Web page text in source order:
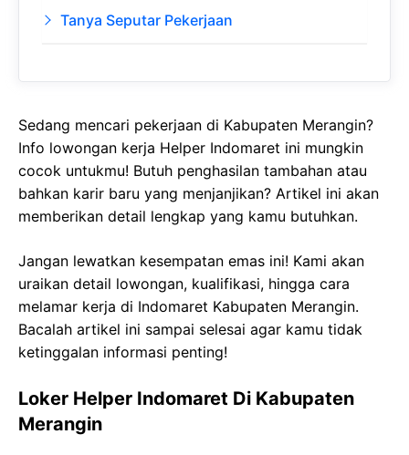
Tanya Seputar Pekerjaan
Sedang mencari pekerjaan di Kabupaten Merangin?
Info lowongan kerja Helper Indomaret ini mungkin
cocok untukmu! Butuh penghasilan tambahan atau
bahkan karir baru yang menjanjikan? Artikel ini akan
memberikan detail lengkap yang kamu butuhkan.
Jangan lewatkan kesempatan emas ini! Kami akan
uraikan detail lowongan, kualifikasi, hingga cara
melamar kerja di Indomaret Kabupaten Merangin.
Bacalah artikel ini sampai selesai agar kamu tidak
ketinggalan informasi penting!
Loker Helper Indomaret Di Kabupaten
Merangin